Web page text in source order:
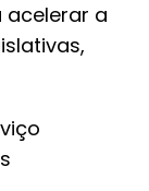
acelerar a